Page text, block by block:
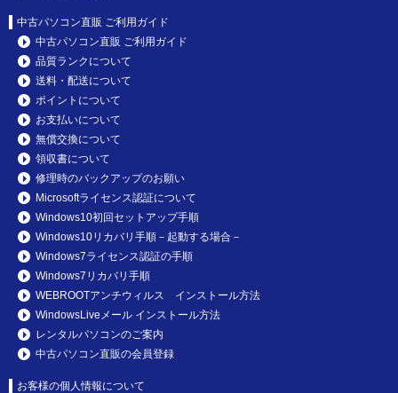
中古パソコン直販 ご利用ガイド
中古パソコン直販 ご利用ガイド
品質ランクについて
送料・配送について
ポイントについて
お支払いについて
無償交換について
領収書について
修理時のバックアップのお願い
Microsoftライセンス認証について
Windows10初回セットアップ手順
Windows10リカバリ手順－起動する場合－
Windows7ライセンス認証の手順
Windows7リカバリ手順
WEBROOTアンチウィルス インストール方法
WindowsLiveメール インストール方法
レンタルパソコンのご案内
中古パソコン直販の会員登録
お客様の個人情報について